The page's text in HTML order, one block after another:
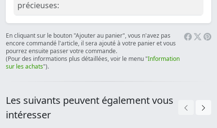
précieuses:
En cliquant sur le bouton "Ajouter au panier", vous n'avez pas
encore commandé l'article, il sera ajouté à votre panier et vous
pourrez ensuite passer votre commande.
(Pour des informations plus détaillées, voir le menu "Information
sur les achats").
Les suivants peuvent également vous
intéresser